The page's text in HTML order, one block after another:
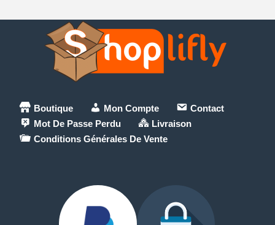
Boutique Mon Compte
Contact
Mot De Passe Perdu
Livraison
Conditions Générales De Vente